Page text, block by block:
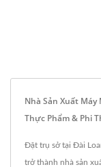
Nhà Sản Xuất
Thực Phẩm & Phi
Đặt trụ sở tại Đài
trở thành nhà sản